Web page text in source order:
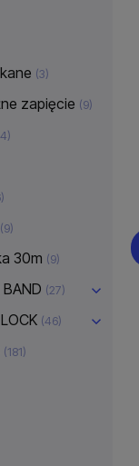
(3)
zapięcie (9)
(9)
30m (9)
(27)
(46)
(181)